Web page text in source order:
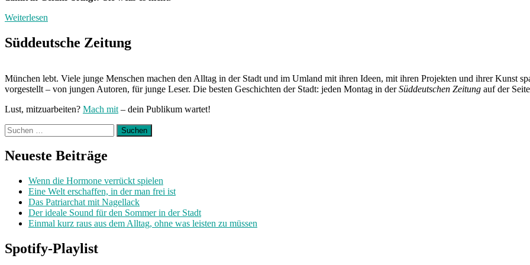
Weiterlesen
Süddeutsche Zeitung
München lebt. Viele junge Menschen machen den Alltag in der Stadt und im Umland mit ihren Ideen, mit ihren Projekten und ihrer Kunst
vorgestellt – von jungen Autoren, für junge Leser. Die besten Geschichten der Stadt: jeden Montag in derSüddeutschen Zeitung auf der
Lust, mitzuarbeiten? Mach mit – dein Publikum wartet!
Suchen
nach:
Neueste Beiträge
Wenn die Hormone verrückt spielen
Eine Welt erschaffen, in der man frei ist
Das Patriarchat mit Nagellack
Der ideale Sound für den Sommer in der Stadt
Einmal kurz raus aus dem Alltag, ohne was leisten zu müssen
Spotify-Playlist